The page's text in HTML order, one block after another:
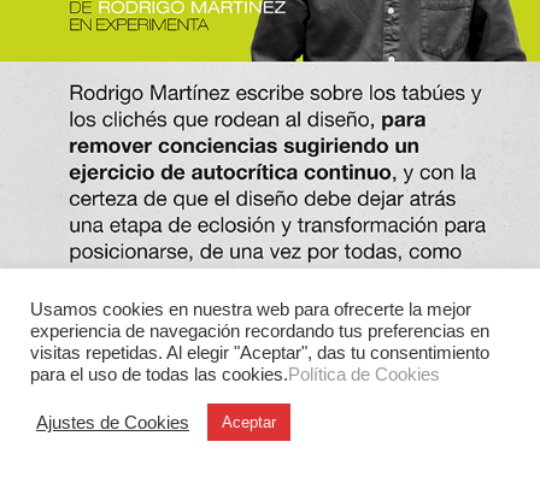
Usamos cookies en nuestra web para ofrecerte la mejor
experiencia de navegación recordando tus preferencias en
visitas repetidas. Al elegir "Aceptar", das tu consentimiento
para el uso de todas las cookies.Política de Cookies
Ajustes de Cookies Aceptar